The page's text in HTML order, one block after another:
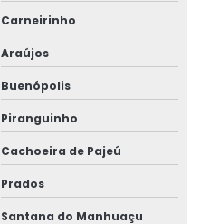
Carneirinho
Araújos
Buenópolis
Piranguinho
Cachoeira de Pajeú
Prados
Santana do Manhuaçu